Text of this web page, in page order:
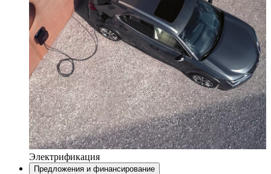
Электрификация
Предложения и финансирование